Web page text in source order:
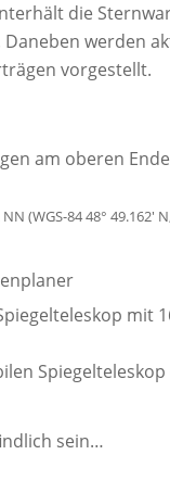
die
werden
vorgestellt.
am oberen
(WGS-84 48° 49.162′
mit
Spiegelteleskop
sein…